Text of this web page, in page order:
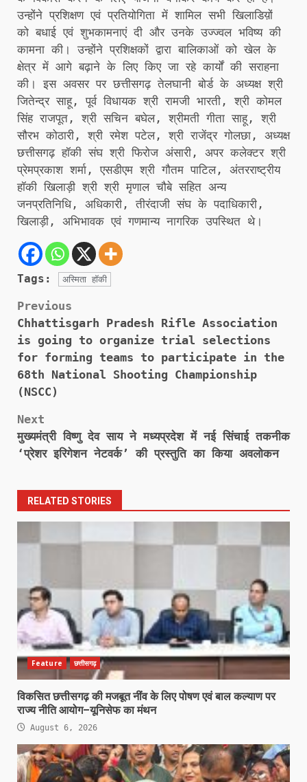
उन्होंने प्रशिक्षण एवं प्रतियोगिता में शामिल सभी खिलाडिय़ों
को बधाई एवं शुभकामनाएं दी और उनके उज्ज्वल भविष्य की
कामना की। उन्होंने प्रशिक्षकों द्वारा बालिकाओं को खेल के
क्षेत्र में आगे बढ़ाने के लिए किए जा रहे कार्यों की सराहना
की। इस अवसर पर छत्तीसगढ़ तेलघानी बोर्ड के अध्यक्ष श्री
जितेन्द्र साहू, पूर्व विधायक श्री रामजी भारती, श्री कोमल
सिंह राजपूत, श्री सचिन बघेल, श्रीमती गीता साहू, श्री
सौरभ कोठारी, श्री रमेश पटेल, श्री राजेंद्र गोलछा, अध्यक्ष
छत्तीसगढ़ हॉकी संघ श्री फिरोज अंसारी, अपर कलेक्टर श्री
प्रेमप्रकाश शर्मा, एसडीएम श्री गौतम पाटिल, अंतरराष्ट्रीय
हॉकी खिलाड़ी श्री श्री मृणाल चौबे सहित अन्य
जनप्रतिनिधि, अधिकारी, तीरंदाजी संघ के पदाधिकारी,
खिलाड़ी, अभिभावक एवं गणमान्य नागरिक उपस्थित थे।
Tags: अस्मिता हॉकी
Post
navigation
Previous
Chhattisgarh Pradesh Rifle Association
is going to organize trial selections
for forming teams to participate in the
68th National Shooting Championship
(NSCC)
Next
मुख्यमंत्री विष्णु देव साय ने मध्यप्रदेश में नई सिंचाई तकनीक
‘प्रेशर इरिगेशन नेटवर्क’ की प्रस्तुति का किया अवलोकन
RELATED STORIES
Feature छत्तीसगढ़
विकसित छत्तीसगढ़ की मजबूत नींव के लिए पोषण एवं बाल कल्याण पर
राज्य नीति आयोग–यूनिसेफ का मंथन
August 6, 2026